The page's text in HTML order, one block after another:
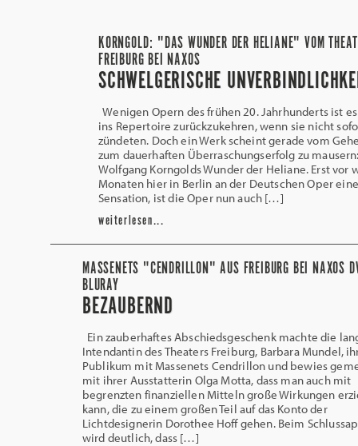
KORNGOLD: "DAS WUNDER DER HELIANE" VOM
FREIBURG BEI NAXOS
SCHWELGERISCHE
Wenigen Opern des frühen 20. Jahrhunderts ist
ins Repertoire zurückzukehren, wenn sie nicht
zündeten. Doch ein Werk scheint gerade vom
zum dauerhaften Überraschungserfolg zu
Wolfgang Korngolds Wunder der Heliane. Erst vor
Monaten hier in Berlin an der Deutschen Oper
Sensation, ist die Oper nun auch […]
weiterlesen...
MASSENETS "CENDRILLON" AUS FREIBURG BEI NAXOS
BLURAY
BEZAUBERND
Ein zauberhaftes Abschiedsgeschenk machte die
Intendantin des Theaters Freiburg, Barbara Mundel,
Publikum mit Massenets Cendrillon und bewies
mit ihrer Ausstatterin Olga Motta, dass man auch mit
begrenzten finanziellen Mitteln große Wirkungen
kann, die zu einem großen Teil auf das Konto der
Lichtdesignerin Dorothee Hoff gehen. Beim
wird deutlich, dass […]